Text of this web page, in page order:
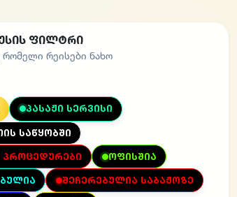
ფილტრი
რომელი რეისები ნახო
პასაჟი სერვისი
საწყობში
პროცედურები ოფისშია
შეჩერებულია საბაჟოზე